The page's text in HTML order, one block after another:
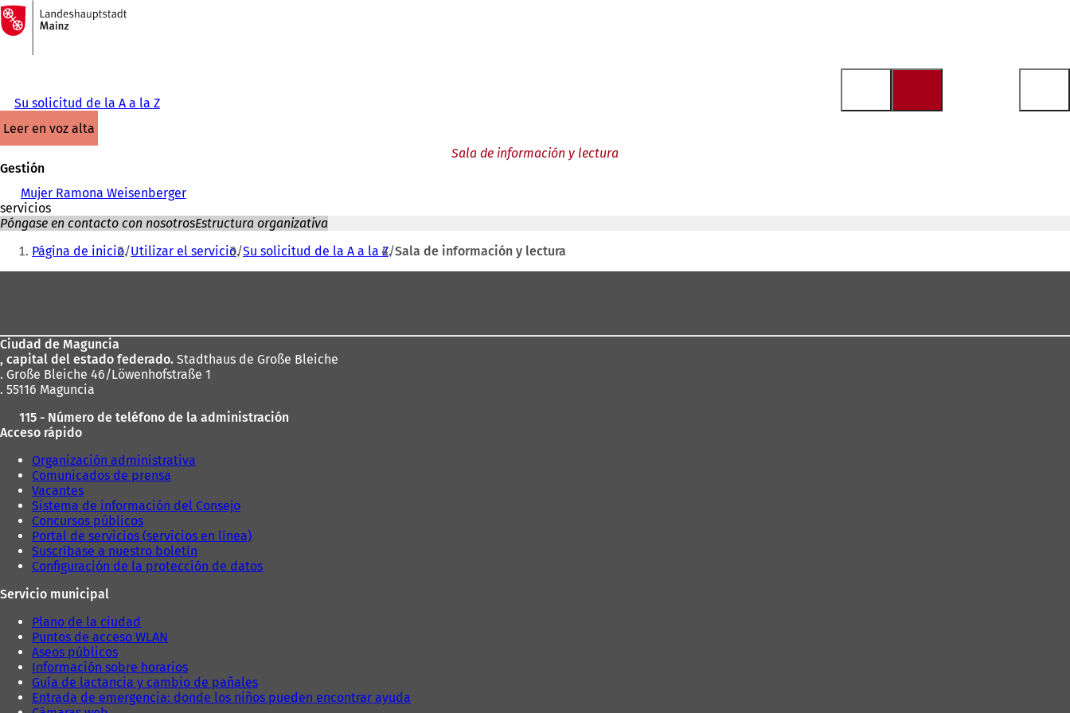
Saltar al contenido
A
la
página
Su solicitud de la A a la Z
leer en voz alta
Sala de información y lectura
Gestión
Mujer Ramona Weisenberger
servicios
Póngase en contacto con nosotrosEstructura organizativa
Estás
aquí:
Página de inicio Utilizar el servicio Su solicitud de la A a la Z Sala de información y lectura
pies
Ciudad de Maguncia
, capital del estado federado. Stadthaus de Große Bleiche
. Große Bleiche 46/Löwenhofstraße 1
. 55116 Maguncia
115 - Número de teléfono de la administración
Acceso rápido
Organización administrativa
Comunicados de prensa
Vacantes
Sistema de información del Consejo
Concursos públicos
Portal de servicios (servicios en línea)
Suscríbase a nuestro boletín
Configuración de la protección de datos
Servicio municipal
Plano de la ciudad
Puntos de acceso WLAN
Aseos públicos
Información sobre horarios
Guía de lactancia y cambio de pañales
Entrada de emergencia: donde los niños pueden encontrar ayuda